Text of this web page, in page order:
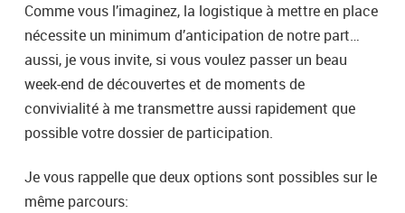
Comme vous l’imaginez, la logistique à mettre en place
nécessite un minimum d’anticipation de notre part…
aussi, je vous invite, si vous voulez passer un beau
week-end de découvertes et de moments de
convivialité à me transmettre aussi rapidement que
possible votre dossier de participation.
Je vous rappelle que deux options sont possibles sur le
même parcours: